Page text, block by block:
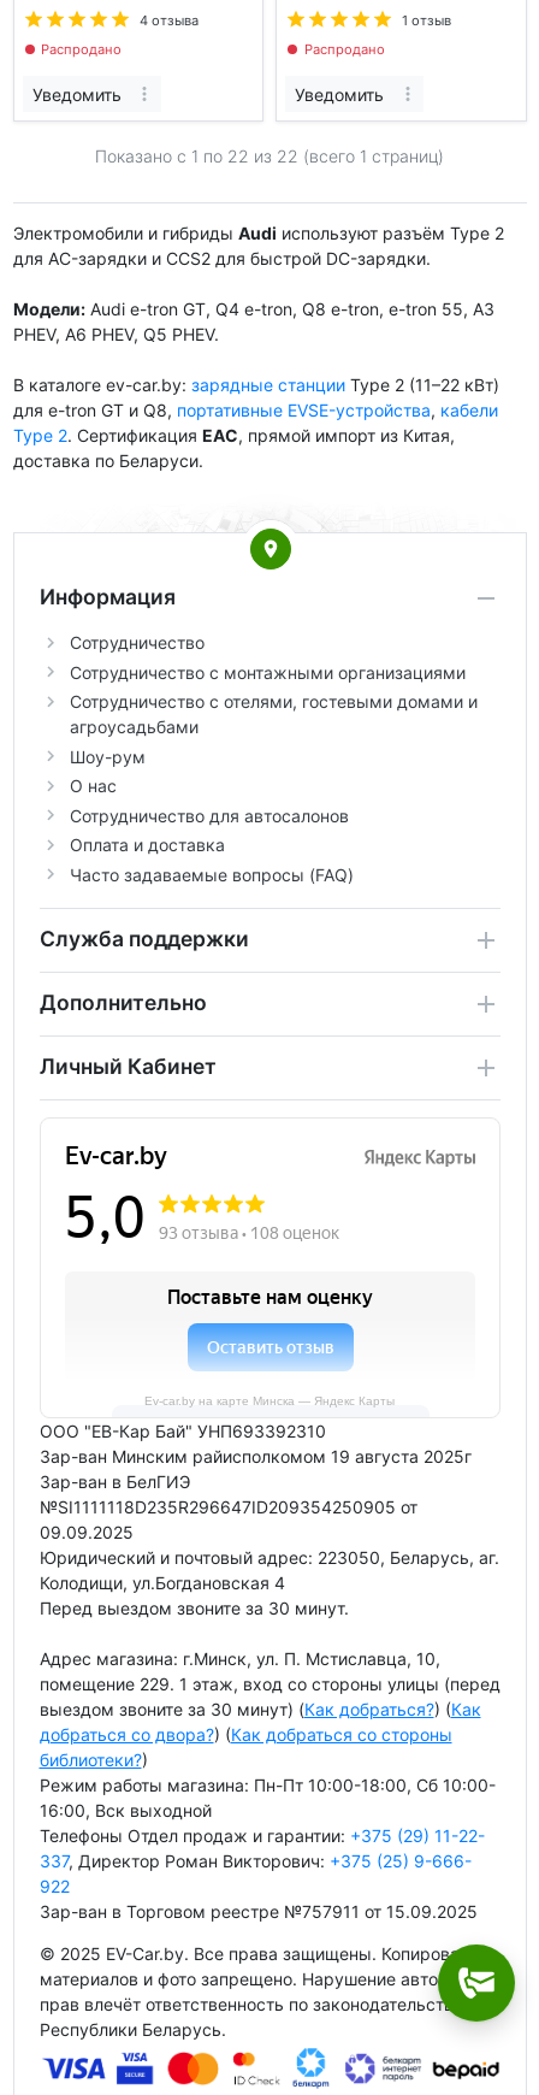
4 отзыва
Распродано
Уведомить
1 отзыв
Распродано
Уведомить
Показано с 1 по 22 из 22 (всего 1 страниц)
Электромобили и гибриды Audi используют разъём Type 2
для AC-зарядки и CCS2 для быстрой DC-зарядки.
Модели:Audi e-tron GT, Q4 e-tron, Q8 e-tron, e-tron 55, A3
PHEV, A6 PHEV, Q5 PHEV.
В каталоге ev-car.by: зарядные станцииType 2 (11–22 кВт)
для e-tron GT и Q8, портативные EVSE-устройства, кабели
Type 2. Сертификация EAC, прямой импорт из Китая,
доставка по Беларуси.
Информация
Сотрудничество
Сотрудничество с монтажными организациями
Сотрудничество с отелями, гостевыми домами и
агроусадьбами
Шоу-рум
О нас
Сотрудничество для автосалонов
Оплата и доставка
Часто задаваемые вопросы (FAQ)
Служба поддержки
Дополнительно
Личный Кабинет
Ev-car.by на карте Минска — Яндекс Карты
ООО "ЕВ-Кар Бай" УНП693392310
Зар-ван Минским райисполкомом 19 августа 2025г
Зар-ван в БелГИЭ
№SI1111118D235R296647ID209354250905 от
09.09.2025
Юридический и почтовый адрес: 223050, Беларусь, аг.
Колодищи, ул.Богдановская 4
Перед выездом звоните за 30 минут.
Адрес магазина: г.Минск, ул. П. Мстиславца, 10,
помещение 229. 1 этаж, вход со стороны улицы (перед
выездом звоните за 30 минут) (Как добраться?) (Как
добраться со двора?) (Как добраться со стороны
библиотеки?)
Режим работы магазина: Пн-Пт 10:00-18:00, Сб 10:00-
16:00, Вск выходной
Телефоны Отдел продаж и гарантии: +375 (29) 11-22-
337, Директор Роман Викторович: +375 (25) 9-666-
922
Зар-ван в Торговом реестре №757911 от 15.09.2025
© 2025 EV-Car.by. Все права защищены. Копирование
материалов и фото запрещено. Нарушение авторских
прав влечёт ответственность по законодательству
Республики Беларусь.